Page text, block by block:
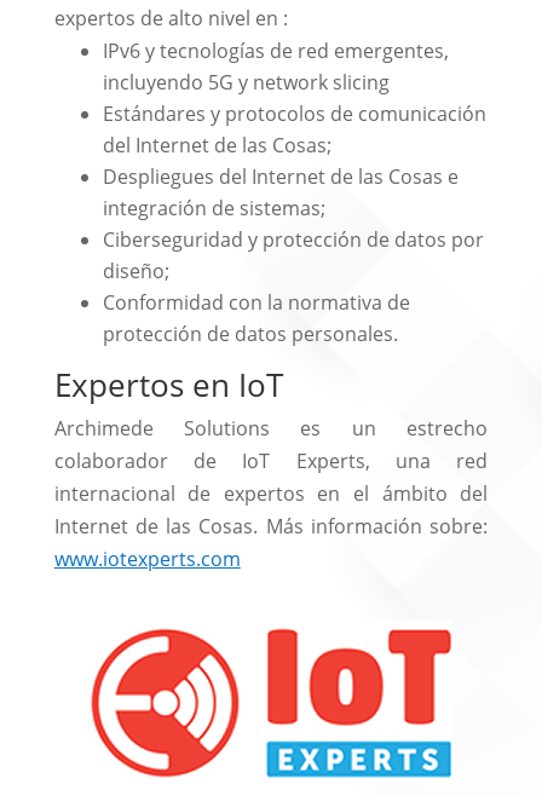
expertos de alto nivel en :
IPv6 y tecnologías de red emergentes,
incluyendo 5G y network slicing
Estándares y protocolos de comunicación
del Internet de las Cosas;
Despliegues del Internet de las Cosas e
integración de sistemas;
Ciberseguridad y protección de datos por
diseño;
Conformidad con la normativa de
protección de datos personales.
Expertos en IoT
Archimede Solutions es un estrecho
colaborador de IoT Experts, una red
internacional de expertos en el ámbito del
Internet de las Cosas. Más información sobre:
www.iotexperts.com